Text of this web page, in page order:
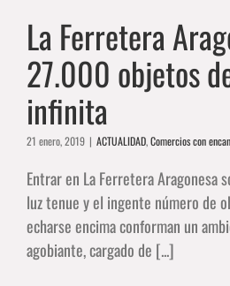
Compras
La Ferretera
27.000 objetos
infinita
21 enero, 2019 | ACTUALIDAD,Comercios con
Entrar en La Ferretera Aragonesa
luz tenue y el ingente número de
echarse encima conforman un
agobiante, cargado de [...]